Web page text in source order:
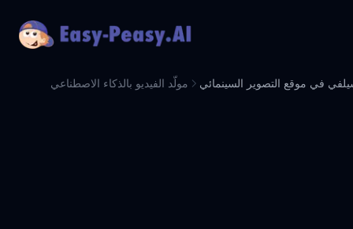
مولّد الفيديو بالذكاء الاصطناعي في موقع التصوير السينمائي